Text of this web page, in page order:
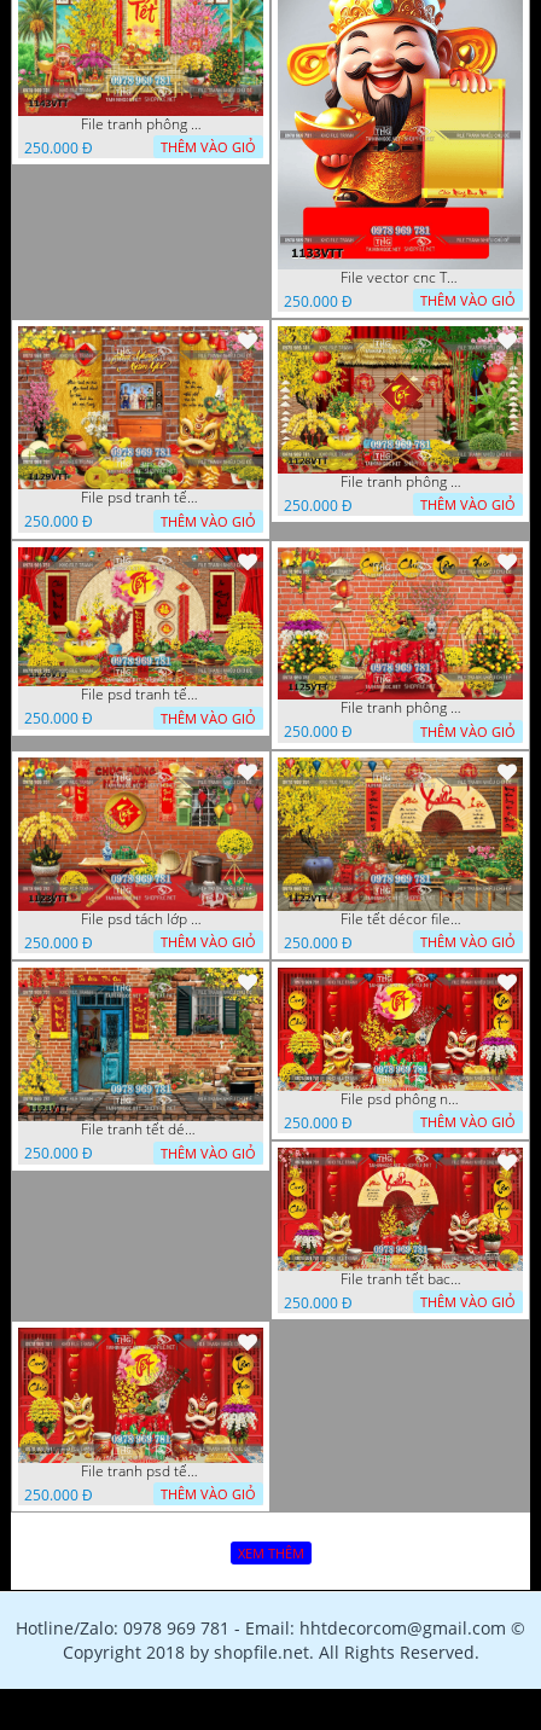
File tranh phông nền background tết chụp hình chụp ảnh tết thần tài mai đào xuân 1143VTT
250.000 Đ
THÊM VÀO GIỎ
File vector cnc Tết thần tài lịch tài lộc cầm vàng tết 1133VTT
250.000 Đ
THÊM VÀO GIỎ
File psd tranh tết năm mới background phông nền tết mai đào bánh tét 1129VTT
250.000 Đ
THÊM VÀO GIỎ
File tranh phông nền background décor tết 1128VTT
250.000 Đ
THÊM VÀO GIỎ
File psd tranh tết năm mới phông nền chụp hình tết décor 1126VTT
250.000 Đ
THÊM VÀO GIỎ
File tranh phông chụp hình tết file background tranh tết 1125VTT
250.000 Đ
THÊM VÀO GIỎ
File psd tách lớp tranh tết phông nền background trang trí 1123VTT
250.000 Đ
THÊM VÀO GIỎ
File tết décor file tranh background chụp hình tết 1122VTT
250.000 Đ
THÊM VÀO GIỎ
File tranh tết décor trang trí quán cà phê 1121VTT
250.000 Đ
THÊM VÀO GIỎ
File psd phông nền trang trí tết background chụp hình tết 1120VTT
250.000 Đ
THÊM VÀO GIỎ
File tranh tết background phông chụp hình tết tất niên 1119VTT
250.000 Đ
THÊM VÀO GIỎ
File tranh psd tết phông nền background tết 1116VTT
250.000 Đ
THÊM VÀO GIỎ
XEM THÊM
Hotline/Zalo: 0978 969 781 - Email: hhtdecorcom@gmail.com ©
Copyright 2018 by shopfile.net. All Rights Reserved.